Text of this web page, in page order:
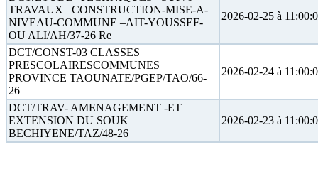
TRAVAUX –CONSTRUCTION-MISE-A-
NIVEAU-COMMUNE –AIT-YOUSSEF-
OU ALI/AH/37-26 Re
2026-02-25 à
DCT/CONST-03 CLASSES
PRESCOLAIRESCOMMUNES
PROVINCE TAOUNATE/PGEP/TAO/66-
26
2026-02-24 à
DCT/TRAV- AMENAGEMENT -ET
EXTENSION DU SOUK
BECHIYENE/TAZ/48-26
2026-02-23 à